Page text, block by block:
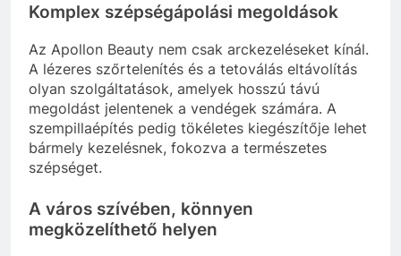
Komplex szépségápolási megoldások
Az Apollon Beauty nem csak arckezeléseket kínál.
A lézeres szőrtelenítés és a tetoválás eltávolítás
olyan szolgáltatások, amelyek hosszú távú
megoldást jelentenek a vendégek számára. A
szempillaépítés pedig tökéletes kiegészítője lehet
bármely kezelésnek, fokozva a természetes
szépséget.
A város szívében, könnyen
megközelíthető helyen